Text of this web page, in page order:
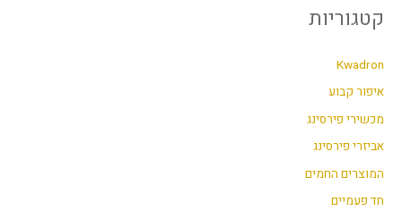
קטגוריות
Kwadron
איפור קבוע
מכשירי פירסינג
אביזרי פירסינג
המוצרים החמים
חד פעמיים